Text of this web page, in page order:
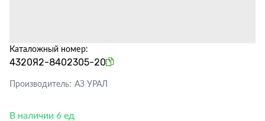
Каталожный номер:
4320Я2-8402305-20
Производитель: АЗ УРАЛ
В наличии 6 ед